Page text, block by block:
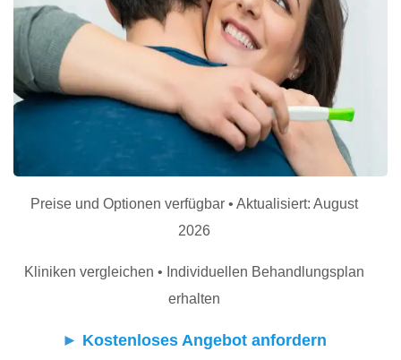
Preise und Optionen verfügbar • Aktualisiert: August
2026
Kliniken vergleichen • Individuellen Behandlungsplan
erhalten
► Kostenloses Angebot anfordern